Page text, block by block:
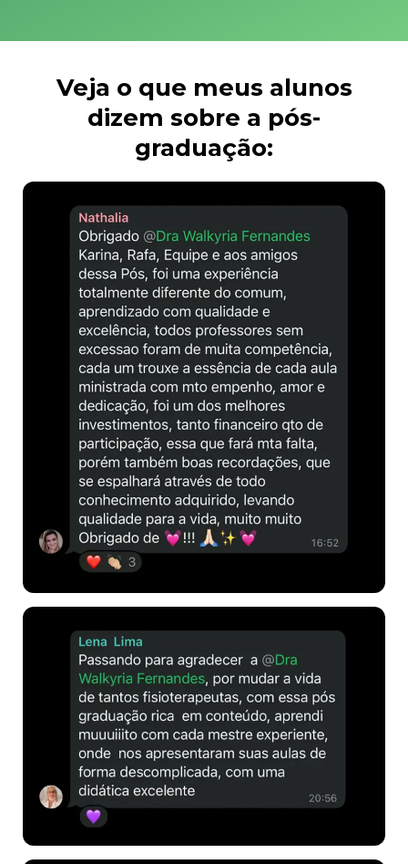
Veja o que meus alunos
dizem sobre a pós-
graduação: